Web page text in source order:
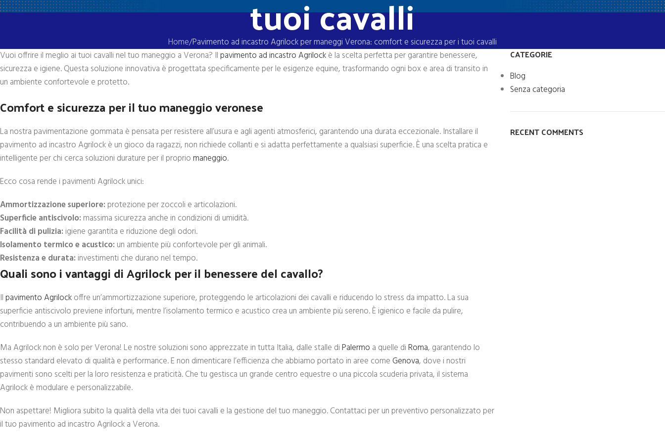
tuoi cavalli
Home Pavimento ad incastro Agrilock per maneggi Verona: comfort e sicurezza per i tuoi cavalli
Vuoi offrire il meglio ai tuoi cavalli nel tuo maneggio a Verona? Ilpavimento ad incastro Agrilockè la scelta perfetta per garantire benessere,
sicurezza e igiene. Questa soluzione innovativa è progettata specificamente per le esigenze equine, trasformando ogni box e area di transito in
un ambiente confortevole e protetto.
Comfort e sicurezza per il tuo maneggio veronese
La nostra pavimentazione gommata è pensata per resistere all’usura e agli agenti atmosferici, garantendo una durata eccezionale. Installare il
pavimento ad incastro Agrilock è un gioco da ragazzi, non richiede collanti e si adatta perfettamente a qualsiasi superficie. È una scelta pratica e
intelligente per chi cerca soluzioni durature per il propriomaneggio.
Ecco cosa rende i pavimenti Agrilock unici:
Ammortizzazione superiore: protezione per zoccoli e articolazioni.
Superficie antiscivolo: massima sicurezza anche in condizioni di umidità.
Facilità di pulizia: igiene garantita e riduzione degli odori.
Isolamento termico e acustico: un ambiente più confortevole per gli animali.
Resistenza e durata: investimenti che durano nel tempo.
Quali sono i vantaggi di Agrilock per il benessere del cavallo?
Ilpavimento Agrilockoffre un’ammortizzazione superiore, proteggendo le articolazioni dei cavalli e riducendo lo stress da impatto. La sua
superficie antiscivolo previene infortuni, mentre l’isolamento termico e acustico crea un ambiente più sereno. È igienico e facile da pulire,
contribuendo a un ambiente più sano.
Ma Agrilock non è solo per Verona! Le nostre soluzioni sono apprezzate in tutta Italia, dalle stalle diPalermo a quelle diRoma, garantendo lo
stesso standard elevato di qualità e performance. E non dimenticare l’efficienza che abbiamo portato in aree come Genova, dove i nostri
pavimenti sono scelti per la loro resistenza e praticità. Che tu gestisca un grande centro equestre o una piccola scuderia privata, il sistema
Agrilock è modulare e personalizzabile.
Non aspettare! Migliora subito la qualità della vita dei tuoi cavalli e la gestione del tuo maneggio. Contattaci per un preventivo personalizzato per
il tuo pavimento ad incastro Agrilock a Verona.
CATEGORIE
Blog
Senza categoria
RECENT COMMENTS